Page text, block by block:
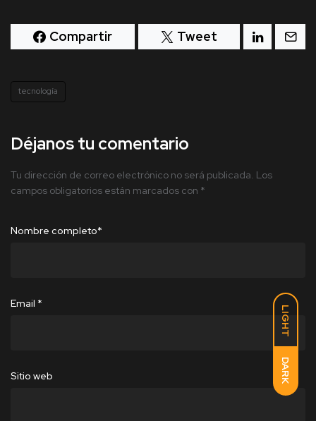
LIGHT
DARK
Compartir Tweet
tecnología
Déjanos tu comentario
Tu dirección de correo electrónico no será publicada. Los
campos obligatorios están marcados con *
Nombre completo*
Email *
Sitio web